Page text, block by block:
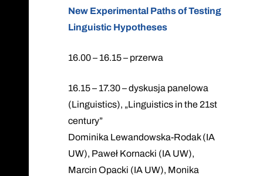
New Experimental Paths of Testing
Linguistic Hypotheses
16.00 – 16.15 – przerwa
16.15 – 17.30 – dyskusja panelowa
(Linguistics), „Linguistics in the 21st
century”
Dominika Lewandowska-Rodak (IA
UW), Paweł Kornacki (IA UW),
Marcin Opacki (IA UW), Monika